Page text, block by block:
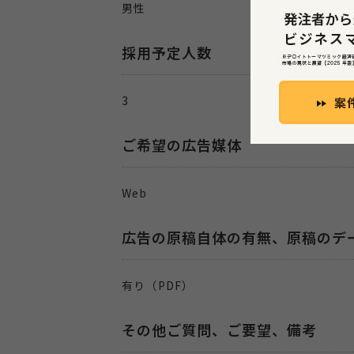
男性
採用予定人数
3
ご希望の広告媒体
Web
広告の原稿自体の有無、原稿のデ
有り（PDF）
その他ご質問、ご要望、備考